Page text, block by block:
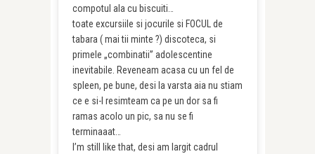
compotul ala cu biscuiti…
toate excursiile si jocurile si FOCUL de
tabara ( mai tii minte ?) discoteca, si
primele „combinatii” adolescentine
inevitabile. Reveneam acasa cu un fel de
spleen, pe bune, desi la varsta aia nu stiam
ce e si-l resimteam ca pe un dor sa fi
ramas acolo un pic, sa nu se fi
terminaaat…
I’m still like that, desi am largit cadrul